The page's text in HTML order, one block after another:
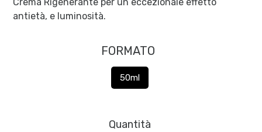
antietà, e luminosità.
FORMATO
50ml
Quantità